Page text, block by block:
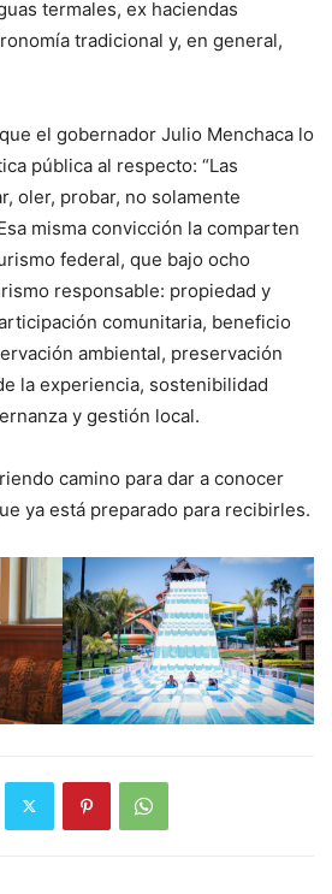
termales, ex haciendas
tradicional y, en general,
el gobernador Julio Menchaca lo
pública al respecto: “Las
oler, probar, no solamente
misma convicción la comparten
federal, que bajo ocho
responsable: propiedad y
comunitaria, beneficio
ambiental, preservación
la experiencia, sostenibilidad
y gestión local.
camino para dar a conocer
ya está preparado para recibirles.